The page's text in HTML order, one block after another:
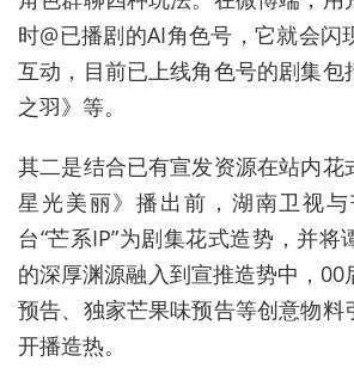
时@已播剧的AI角色号，它就会闪
互动，目前已上线角色号的剧集包
之羽》等。
其二是结合已有宣发资源在站内花
星光美丽》播出前，湖南卫视
台“芒系IP”为剧集花式造势，并将
的深厚渊源融入到宣推造势中，
预告、独家芒果味预告等创意物料
开播造热。